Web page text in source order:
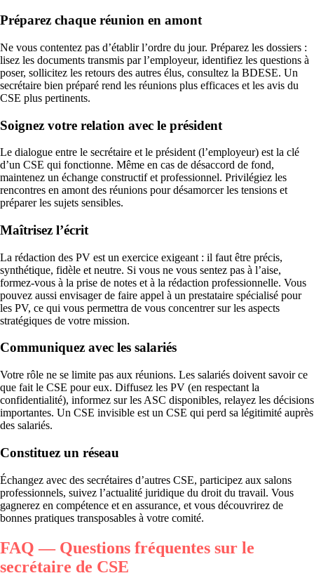
Préparez chaque réunion en amont
Ne vous contentez pas d’établir l’ordre du jour. Préparez les dossiers :
lisez les documents transmis par l’employeur, identifiez les questions à
poser, sollicitez les retours des autres élus, consultez la BDESE. Un
secrétaire bien préparé rend les réunions plus efficaces et les avis du
CSE plus pertinents.
Soignez votre relation avec le président
Le dialogue entre le secrétaire et le président (l’employeur) est la clé
d’un CSE qui fonctionne. Même en cas de désaccord de fond,
maintenez un échange constructif et professionnel. Privilégiez les
rencontres en amont des réunions pour désamorcer les tensions et
préparer les sujets sensibles.
Maîtrisez l’écrit
La rédaction des PV est un exercice exigeant : il faut être précis,
synthétique, fidèle et neutre. Si vous ne vous sentez pas à l’aise,
formez-vous à la prise de notes et à la rédaction professionnelle. Vous
pouvez aussi envisager de faire appel à un prestataire spécialisé pour
les PV, ce qui vous permettra de vous concentrer sur les aspects
stratégiques de votre mission.
Communiquez avec les salariés
Votre rôle ne se limite pas aux réunions. Les salariés doivent savoir ce
que fait le CSE pour eux. Diffusez les PV (en respectant la
confidentialité), informez sur les ASC disponibles, relayez les décisions
importantes. Un CSE invisible est un CSE qui perd sa légitimité auprès
des salariés.
Constituez un réseau
Échangez avec des secrétaires d’autres CSE, participez aux salons
professionnels, suivez l’actualité juridique du droit du travail. Vous
gagnerez en compétence et en assurance, et vous découvrirez de
bonnes pratiques transposables à votre comité.
FAQ — Questions fréquentes sur le
secrétaire de CSE